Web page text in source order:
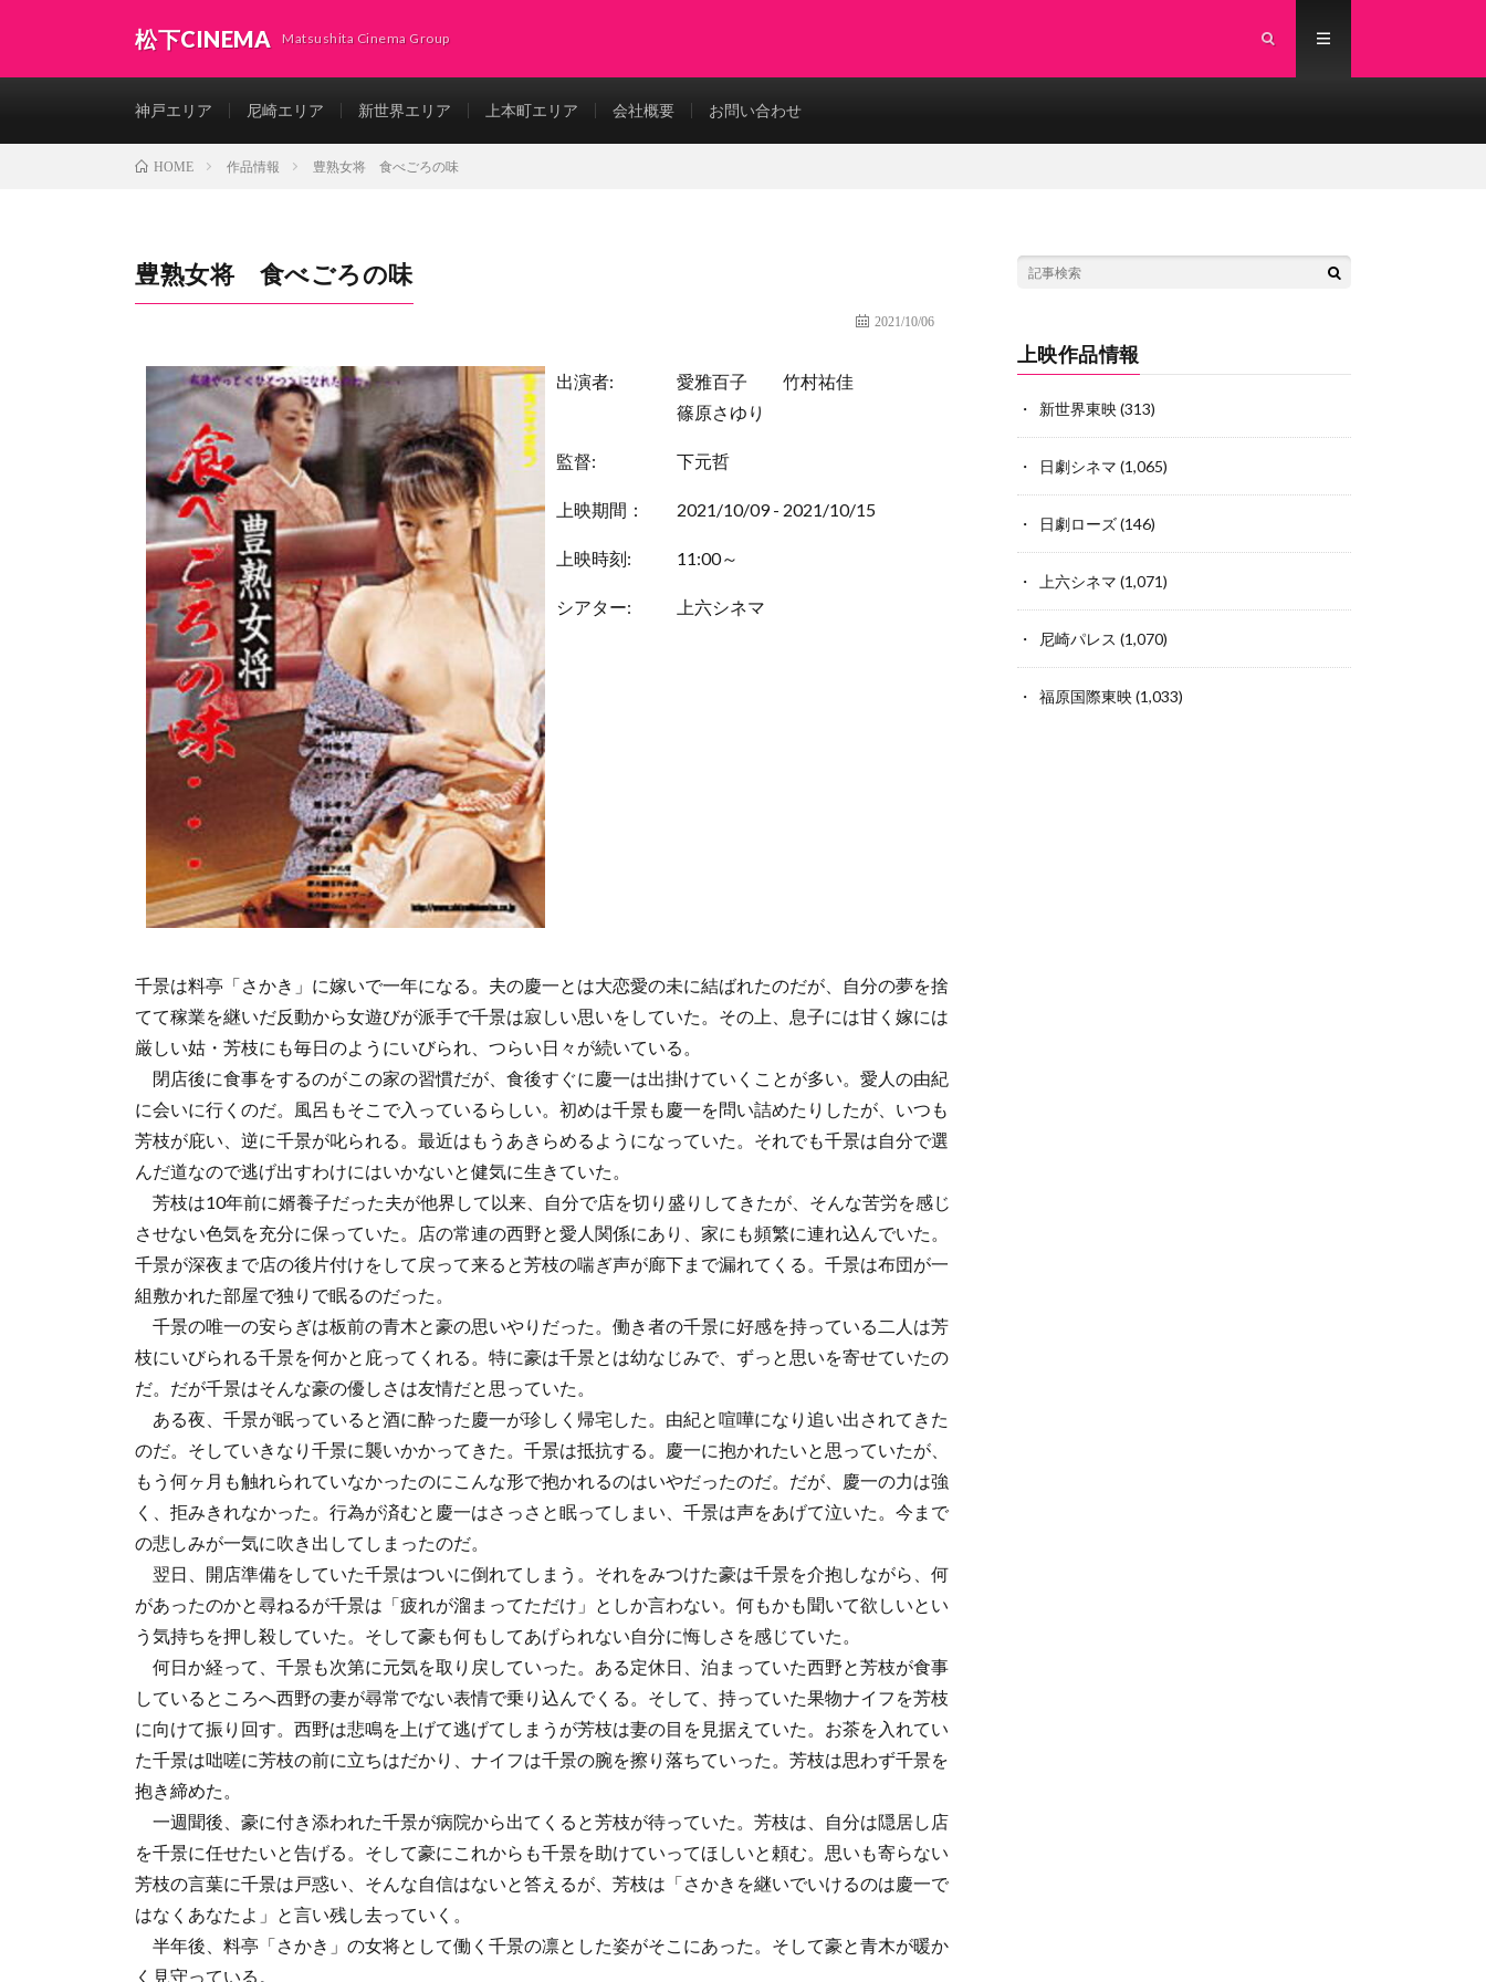
松下CINEMA Matsushita Cinema Group
神戸エリア 尼崎エリア 新世界エリア 上本町エリア 会社概要 お問い合わせ
HOME 作品情報 豊熟女将 食べごろの味
豊熟女将 食べごろの味
2021/10/06
出演者: 愛雅百子
竹村祐佳
篠原さゆり
監督: 下元哲
上映期間： 2021/10/09 - 2021/10/15
上映時刻: 11:00～
シアター: 上六シネマ
千景は料亭「さかき」に嫁いで一年になる。夫の慶一とは大恋愛の未に結ばれたのだが、自分の夢を捨
てて稼業を継いだ反動から女遊びが派手で千景は寂しい思いをしていた。その上、息子には甘く嫁には
厳しい姑・芳枝にも毎日のようにいびられ、つらい日々が続いている。
閉店後に食事をするのがこの家の習慣だが、食後すぐに慶一は出掛けていくことが多い。愛人の由紀
に会いに行くのだ。風呂もそこで入っているらしい。初めは千景も慶一を問い詰めたりしたが、いつも
芳枝が庇い、逆に千景が叱られる。最近はもうあきらめるようになっていた。それでも千景は自分で選
んだ道なので逃げ出すわけにはいかないと健気に生きていた。
芳枝は10年前に婿養子だった夫が他界して以来、自分で店を切り盛りしてきたが、そんな苦労を感じ
させない色気を充分に保っていた。店の常連の西野と愛人関係にあり、家にも頻繁に連れ込んでいた。
千景が深夜まで店の後片付けをして戻って来ると芳枝の喘ぎ声が廊下まで漏れてくる。千景は布団が一
組敷かれた部屋で独りで眠るのだった。
千景の唯一の安らぎは板前の青木と豪の思いやりだった。働き者の千景に好感を持っている二人は芳
枝にいびられる千景を何かと庇ってくれる。特に豪は千景とは幼なじみで、ずっと思いを寄せていたの
だ。だが千景はそんな豪の優しさは友情だと思っていた。
ある夜、千景が眠っていると酒に酔った慶一が珍しく帰宅した。由紀と喧嘩になり追い出されてきた
のだ。そしていきなり千景に襲いかかってきた。千景は抵抗する。慶一に抱かれたいと思っていたが、
もう何ヶ月も触れられていなかったのにこんな形で抱かれるのはいやだったのだ。だが、慶一の力は強
く、拒みきれなかった。行為が済むと慶一はさっさと眠ってしまい、千景は声をあげて泣いた。今まで
の悲しみが一気に吹き出してしまったのだ。
翌日、開店準備をしていた千景はついに倒れてしまう。それをみつけた豪は千景を介抱しながら、何
があったのかと尋ねるが千景は「疲れが溜まってただけ」としか言わない。何もかも聞いて欲しいとい
う気持ちを押し殺していた。そして豪も何もしてあげられない自分に悔しさを感じていた。
何日か経って、千景も次第に元気を取り戻していった。ある定休日、泊まっていた西野と芳枝が食事
しているところへ西野の妻が尋常でない表情で乗り込んでくる。そして、持っていた果物ナイフを芳枝
に向けて振り回す。西野は悲鳴を上げて逃げてしまうが芳枝は妻の目を見据えていた。お茶を入れてい
た千景は咄嗟に芳枝の前に立ちはだかり、ナイフは千景の腕を擦り落ちていった。芳枝は思わず千景を
抱き締めた。
一週聞後、豪に付き添われた千景が病院から出てくると芳枝が待っていた。芳枝は、自分は隠居し店
を千景に任せたいと告げる。そして豪にこれからも千景を助けていってほしいと頼む。思いも寄らない
芳枝の言葉に千景は戸惑い、そんな自信はないと答えるが、芳枝は「さかきを継いでいけるのは慶一で
はなくあなたよ」と言い残し去っていく。
半年後、料亭「さかき」の女将として働く千景の凛とした姿がそこにあった。そして豪と青木が暖か
く見守っている。
上映作品情報
新世界東映(313)
日劇シネマ (1,065)
日劇ローズ(146)
上六シネマ (1,071)
尼崎パレス (1,070)
福原国際東映(1,033)